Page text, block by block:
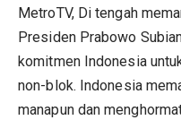
MetroTV, Di tengah
Presiden Prabowo
komitmen Indonesia
non-blok. Indonesia
manapun dan